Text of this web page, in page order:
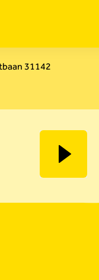
31142